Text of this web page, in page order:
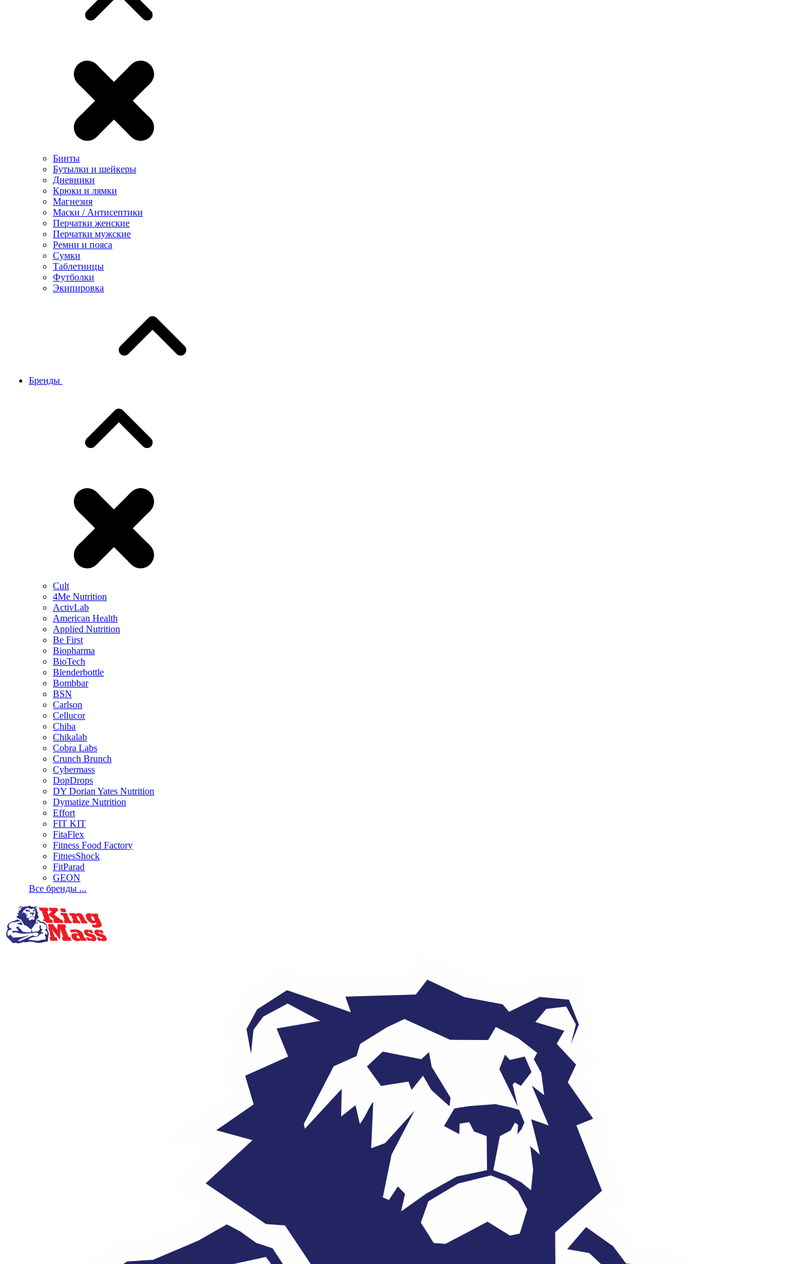
Бинты
Бутылки и шейкеры
Дневники
Крюки и лямки
Магнезия
Маски / Антисептики
Перчатки женские
Перчатки мужские
Ремни и пояса
Сумки
Таблетницы
Футболки
Экипировка
Бренды
Cult
4Me Nutrition
ActivLab
American Health
Applied Nutrition
Be First
Biopharma
BioTech
Blenderbottle
Bombbar
BSN
Carlson
Cellucor
Chiba
Chikalab
Cobra Labs
Crunch Brunch
Cybermass
DopDrops
DY Dorian Yates Nutrition
Dymatize Nutrition
Effort
FIT KIT
FitaFlex
Fitness Food Factory
FitnesShock
FitParad
GEON
Все бренды ...